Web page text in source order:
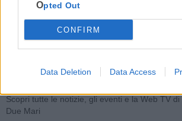
Opted Out
CONFIRM
Data Deletion Data Access
Scopri tutte le notizie, gli eventi e la Web TV di
Due Mari